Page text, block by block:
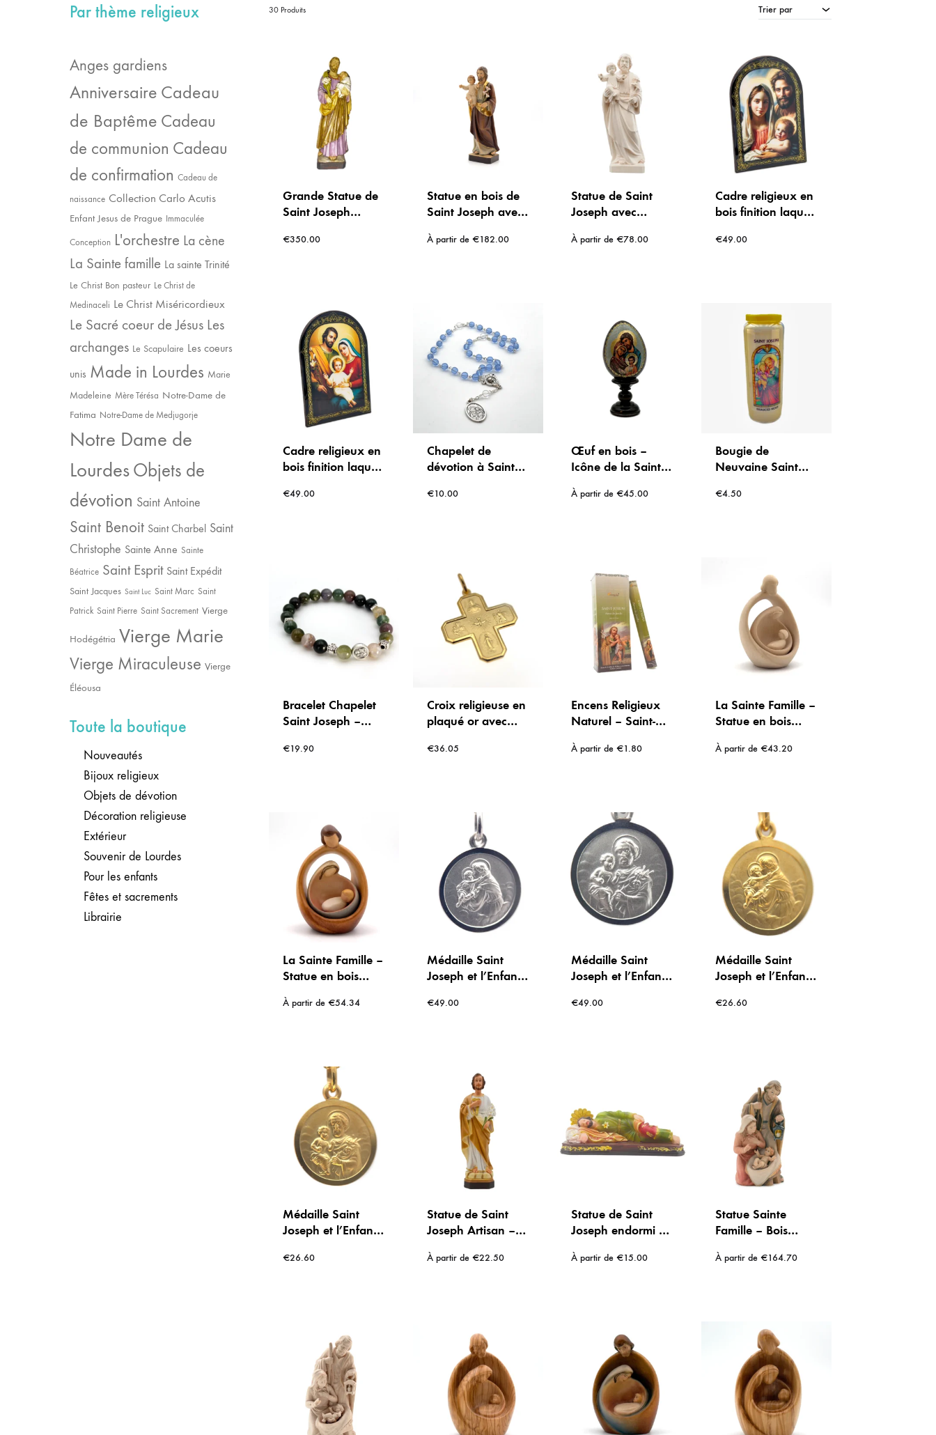
MÉDAILLES JÉSUS
MÉDAILLES ENFANTS
CROIX RÉGIONALES
CHAPELETS
EX-VOTOS ET COEURS SACRÉS
CUSTODES ET PYXIDES
Par thème religieux
Anges gardiens
Anniversaire Cadeau
de Baptême Cadeau
de communion Cadeau
de confirmation Cadeau de
naissance Collection Carlo Acutis
Enfant Jesus de Prague Immaculée
Conception L'orchestre La cène
La Sainte famille La sainte Trinité
Le Christ Bon pasteur Le Christ de
Medinaceli Le Christ Miséricordieux
Le Sacré coeur de Jésus Les
archanges Le Scapulaire Les coeurs
unis Made in Lourdes Marie
Madeleine Mère Térésa Notre-Dame de
Fatima Notre-Dame de Medjugorje
Notre Dame de
LourdesObjets de
dévotion Saint Antoine
Saint Benoit Saint Charbel Saint
Christophe Sainte Anne Sainte
Béatrice Saint Esprit Saint Expédit
Saint Jacques Saint Luc Saint Marc Saint
Patrick Saint Pierre Saint Sacrement Vierge
Hodégétria Vierge Marie
Vierge Miraculeuse Vierge
Éléousa
Toute la boutique
Nouveautés
Bijoux religieux
Objets de dévotion
Décoration religieuse
Extérieur
Souvenir de Lourdes
Pour les enfants
Fêtes et sacrements
Librairie
30 Produits Trier par
Grande Statue de
Saint Joseph
Jésus et un Lys –
€350.00
Statue en bois de
Saint Joseph avec
Peint à la main
À partir de €182.00
Statue de Saint
Joseph avec
bois naturel
À partir de €78.00
Cadre religieux en
bois finition laqué
Famille, lumière du
€49.00
Cadre religieux en
bois finition laqué
Famille, modèle
€49.00
Chapelet de
dévotion à Saint
d’instructions
€10.00
Œuf en bois –
Icône de la Sainte
13 cm
À partir de €45.00
Bougie de
Neuvaine Saint
€4.50
Bracelet Chapelet
Saint Joseph –
Sérénité » – Onyx
€19.90
Croix religieuse en
plaqué or avec
€36.05
Encens Religieux
Naturel – Saint-
Baton d’encens
À partir de €1.80
La Sainte Famille –
Statue en bois
À partir de €43.20
La Sainte Famille –
Statue en bois
À partir de €54.34
Médaille Saint
Joseph et l’Enfant
16 mm
€49.00
Médaille Saint
Joseph et l’Enfant
16 mm
€49.00
Médaille Saint
Joseph et l’Enfant
– 16 mm
€26.60
Médaille Saint
Joseph et l’Enfant
– 16 mm
€26.60
Statue de Saint
Joseph Artisan –
À partir de €22.50
Statue de Saint
Joseph endormi –
Joseph
À partir de €15.00
Statue Sainte
Famille – Bois
Sculptée à la main
À partir de €164.70